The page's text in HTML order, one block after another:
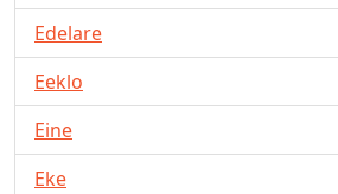
Edelare
Eeklo
Eine
Eke